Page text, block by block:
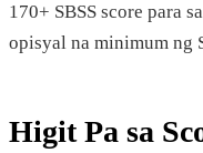
170+ SBSS score para
opisyal na minimum ng
Higit Pa sa